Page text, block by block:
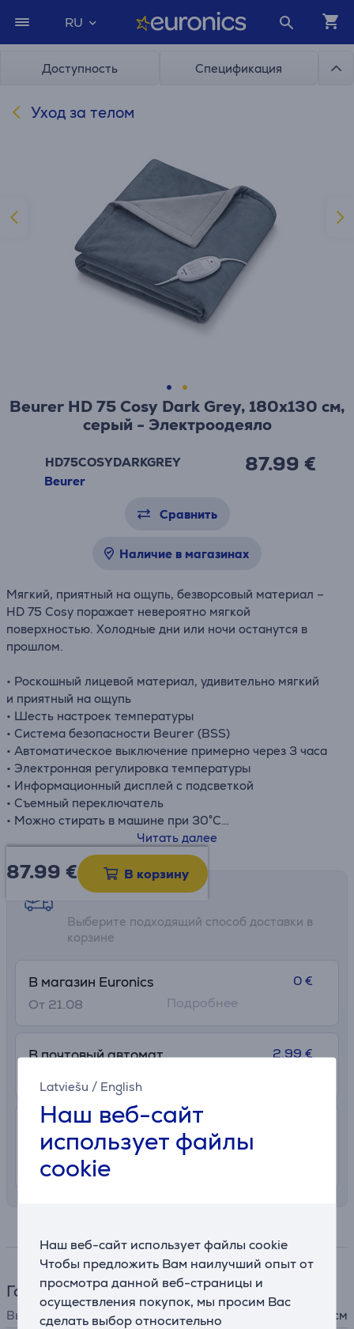
Latviešu / English
Наш веб-сайт
использует файлы
cookie
Наш веб-сайт использует файлы cookie
Чтобы предложить Вам наилучший опыт от
просмотра данной веб-страницы и
осуществления покупок, мы просим Вас
сделать выбор относительно
RU
Доступность Спецификация
Уход за телом
Beurer HD 75 Cosy Dark Grey, 180x130 см,
серый - Электроодеяло
HD75COSYDARKGREY
Beurer
87.99 €
Сравнить
Наличие в магазинах
Мягкий, приятный на ощупь, безворсовый материал –
HD 75 Cosy поражает невероятно мягкой
поверхностью. Холодные дни или ночи останутся в
прошлом.
• Роскошный лицевой материал, удивительно мягкий
и приятный на ощупь
• Шесть настроек температуры
• Система безопасности Beurer (BSS)
• Автоматическое выключение примерно через 3 часа
• Электронная регулировка температуры
• Информационный дисплей с подсветкой
• Съемный переключатель
• Можно стирать в машине при 30°C
• ÕKO-TEX Standard 100 (06.0.43510 Hohenstein HTTI)
Читать далее
87.99 € В корзину
Возможности доставки
Выберите подходящий способ доставки в
корзине
В магазин Euronics
От 21.08
0 €
Подробнее
В почтовый автомат 2.99 €
Доставка с заносом на територии
Латвии
От 22.08
Габариты
Высота
180 см